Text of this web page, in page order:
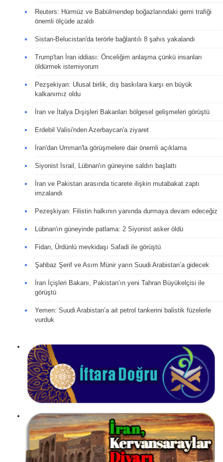
Reuters: Hürmüz ve Babülmendep boğazlarındaki gemi trafiği
önemli ölçüde azaldı
Sistan-Belucistan'da terörle bağlantılı 8 şahıs yakalandı
Trump'tan İran iddiası: Önceliğim anlaşma çünkü insanları
öldürmek istemiyorum
Pezşekiyan: Ulusal birlik, dış baskılara karşı en büyük
kalkanımız oldu
İran ve İtalya Dışişleri Bakanları bölgesel gelişmeleri görüştü
Erdebil Valisi'nden Azerbaycan'a ziyaret
İran'dan Umman'la görüşmelere dair önemli açıklama
Siyonist İsrail, Lübnan'ın güneyine saldırı başlattı
İran ve Pakistan arasında ticarete ilişkin mutabakat zaptı
imzalandı
Pezeşkiyan: Filistin halkının yanında durmaya devam edeceğiz
Lübnan'ın güneyinde patlama: 2 Siyonist asker öldü
Fidan, Ürdünlü mevkidaşı Safadi ile görüştü
Şahbaz Şerif ve Asım Münir yarın Suudi Arabistan’a gidecek
İran İçişleri Bakanı, Pakistan’ın yeni Tahran Büyükelçisi ile
görüştü
Yemen: Suudi Arabistan’a ait petrol tankerini balistik füzelerle
vurduk